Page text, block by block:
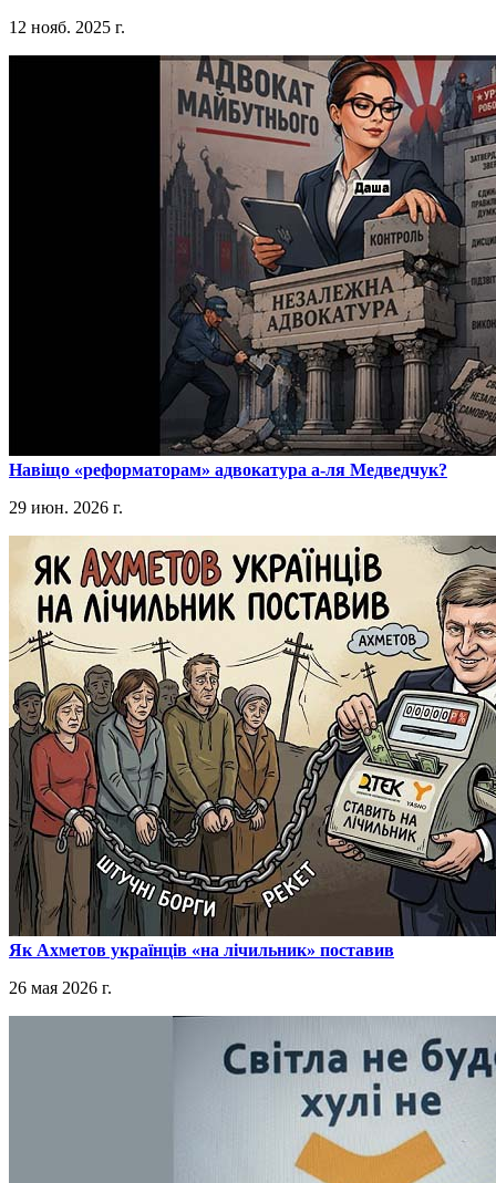
12 нояб. 2025 г.
​Навіщо «реформаторам» адвокатура а-ля Медведчук?
29 июн. 2026 г.
​Як Ахметов українців «на лічильник» поставив
26 мая 2026 г.